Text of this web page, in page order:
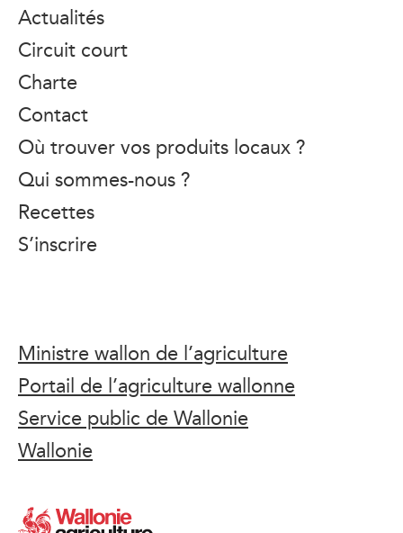
Actualités
Circuit court
Charte
Contact
Où trouver vos produits locaux ?
Qui sommes-nous ?
Recettes
S’inscrire
Ministre wallon de l’agriculture
Portail de l’agriculture wallonne
Service public de Wallonie
Wallonie